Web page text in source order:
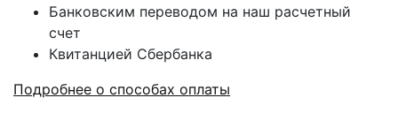
Банковским переводом на наш расчетный
счет
Квитанцией Сбербанка
Подробнее о способах оплаты